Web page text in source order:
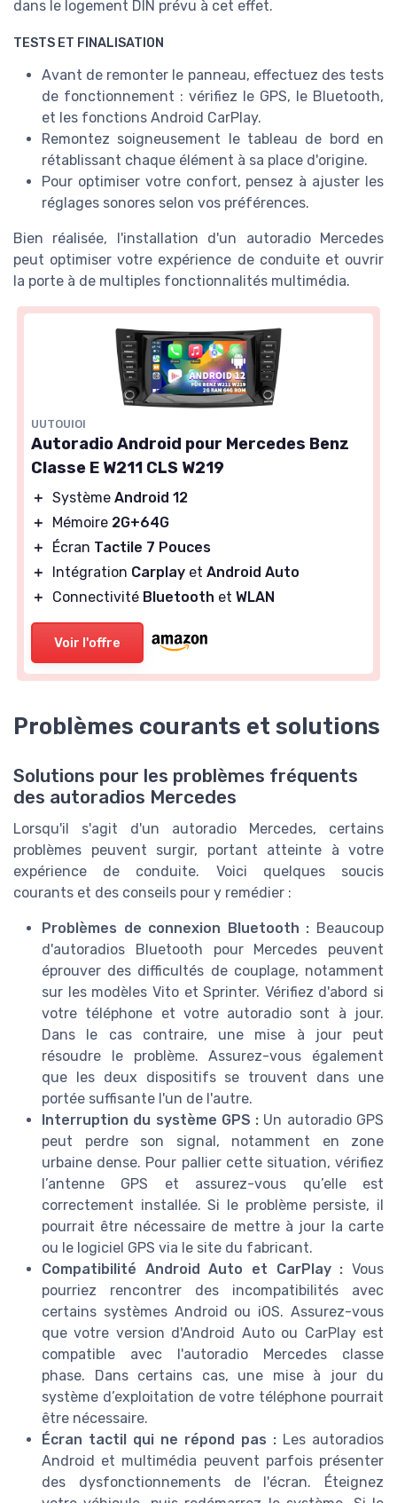
dans le logement DIN prévu à cet effet.
TESTS ET FINALISATION
Avant de remonter le panneau, effectuez des tests
de fonctionnement : vérifiez le GPS, le Bluetooth,
et les fonctions Android CarPlay.
Remontez soigneusement le tableau de bord en
rétablissant chaque élément à sa place d'origine.
Pour optimiser votre confort, pensez à ajuster les
réglages sonores selon vos préférences.
Bien réalisée, l'installation d'un autoradio Mercedes
peut optimiser votre expérience de conduite et ouvrir
la porte à de multiples fonctionnalités multimédia.
UUTOUIOI
Autoradio Android pour Mercedes Benz
Classe E W211 CLS W219
＋ Système Android 12
＋
Mémoire 2G+64G
＋
Écran Tactile 7 Pouces
＋
Intégration Carplay et Android Auto
＋
Connectivité Bluetooth et WLAN
Voir l'offre
Problèmes courants et solutions
Solutions pour les problèmes fréquents
des autoradios Mercedes
Lorsqu'il s'agit d'un autoradio Mercedes, certains
problèmes peuvent surgir, portant atteinte à votre
expérience de conduite. Voici quelques soucis
courants et des conseils pour y remédier :
Problèmes de connexion Bluetooth : Beaucoup
d'autoradios Bluetooth pour Mercedes peuvent
éprouver des difficultés de couplage, notamment
sur les modèles Vito et Sprinter. Vérifiez d'abord si
votre téléphone et votre autoradio sont à jour.
Dans le cas contraire, une mise à jour peut
résoudre le problème. Assurez-vous également
que les deux dispositifs se trouvent dans une
portée suffisante l'un de l'autre.
Interruption du système GPS : Un autoradio GPS
peut perdre son signal, notamment en zone
urbaine dense. Pour pallier cette situation, vérifiez
l’antenne GPS et assurez-vous qu’elle est
correctement installée. Si le problème persiste, il
pourrait être nécessaire de mettre à jour la carte
ou le logiciel GPS via le site du fabricant.
Compatibilité Android Auto et CarPlay : Vous
pourriez rencontrer des incompatibilités avec
certains systèmes Android ou iOS. Assurez-vous
que votre version d'Android Auto ou CarPlay est
compatible avec l'autoradio Mercedes classe
phase. Dans certains cas, une mise à jour du
système d’exploitation de votre téléphone pourrait
être nécessaire.
Écran tactil qui ne répond pas : Les autoradios
Android et multimédia peuvent parfois présenter
des dysfonctionnements de l'écran. Éteignez